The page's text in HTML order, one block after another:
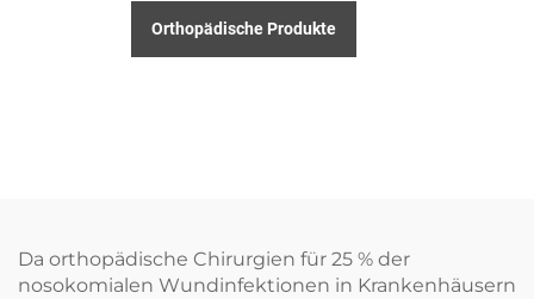
Orthopädische Produkte
Da orthopädische Chirurgien für 25 % der
nosokomialen Wundinfektionen in Krankenhäusern